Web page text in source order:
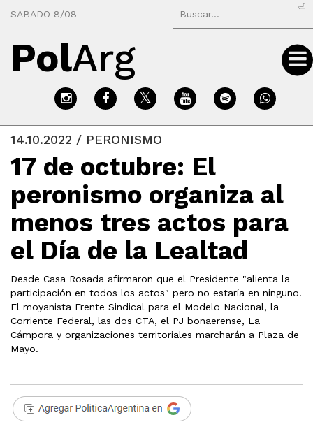
SABADO 8/08
⏎
PolArg
14.10.2022 / PERONISMO
17 de octubre: El
peronismo organiza al
menos tres actos para
el Día de la Lealtad
Desde Casa Rosada afirmaron que el Presidente "alienta la
participación en todos los actos" pero no estaría en ninguno.
El moyanista Frente Sindical para el Modelo Nacional, la
Corriente Federal, las dos CTA, el PJ bonaerense, La
Cámpora y organizaciones territoriales marcharán a Plaza de
Mayo.